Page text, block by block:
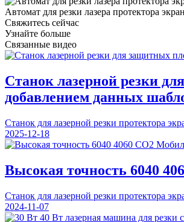
Автомат для резки лазера протектора
Свяжитесь сейчас
Узнайте больше
Связанные видео
Станок лазерной резки
добавлением данных
Станок для лазерной резки протектора
2025-12-18
Высокая точность 6040
Станок для лазерной резки протектора
2024-11-07